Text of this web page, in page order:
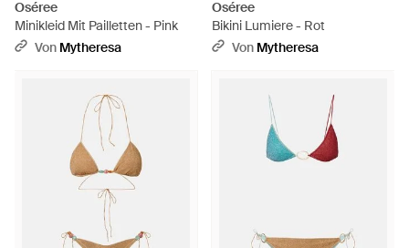
Oséree
Minikleid Mit Pailletten - Pink
Von Mytheresa
Oséree
Bikini Lumiere - Rot
Von Mytheresa